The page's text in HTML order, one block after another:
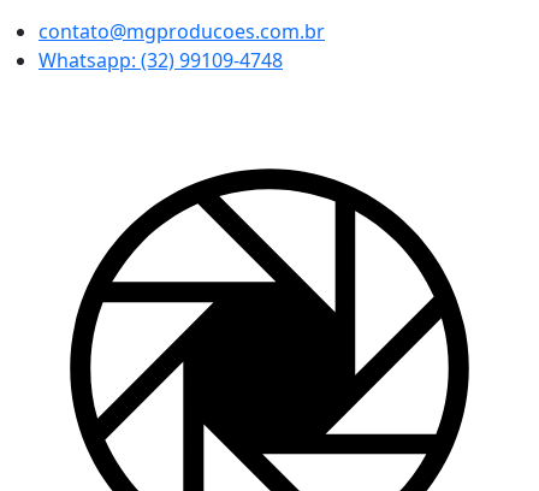
contato@mgproducoes.com.br
Whatsapp: (32) 99109-4748